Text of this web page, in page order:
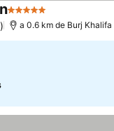
5 Estrelas
a 0.6 km de Burj Khalifa